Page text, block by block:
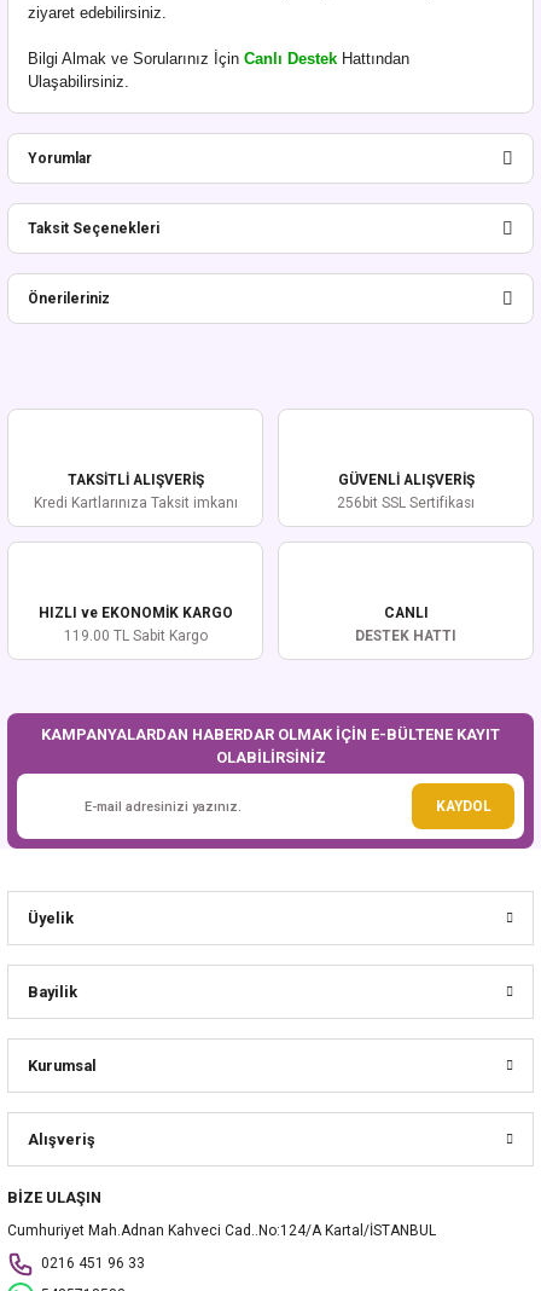
ziyaret edebilirsiniz.
Bilgi Almak ve Sorularınız İçin Canlı Destek Hattından
Ulaşabilirsiniz.
Yorumlar
Bu ürüne ilk yorumu siz yapın!
Taksit Seçenekleri
Önerileriniz
Ürün resmi kalitesiz, bozuk veya görüntülenemiyor.
Ürün fiyatı diğer sitelerden daha pahalı.
Bu ürüne benzer farklı alternatifler olmalı.
TAKSİTLİ ALIŞVERİŞ
Kredi Kartlarınıza Taksit imkanı
GÜVENLİ ALIŞVERİŞ
256bit SSL Sertifikası
HIZLI ve EKONOMİK KARGO
119.00 TL Sabit Kargo
CANLI
DESTEK HATTI
KAMPANYALARDAN HABERDAR OLMAK İÇİN E-BÜLTENE KAYIT
OLABİLİRSİNİZ
KAYDOL
Üyelik
Bayilik
Kurumsal
Alışveriş
BİZE ULAŞIN
Cumhuriyet Mah.Adnan Kahveci Cad..No:124/A Kartal/İSTANBUL
0216 451 96 33